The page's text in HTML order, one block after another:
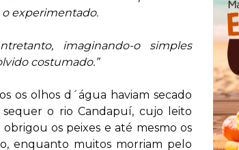
o experimentado.
imaginando-o simples
costumado.”
os olhos d´água haviam secado
o rio Candapuí, cujo leito
os peixes e até mesmo os
enquanto muitos morriam pelo